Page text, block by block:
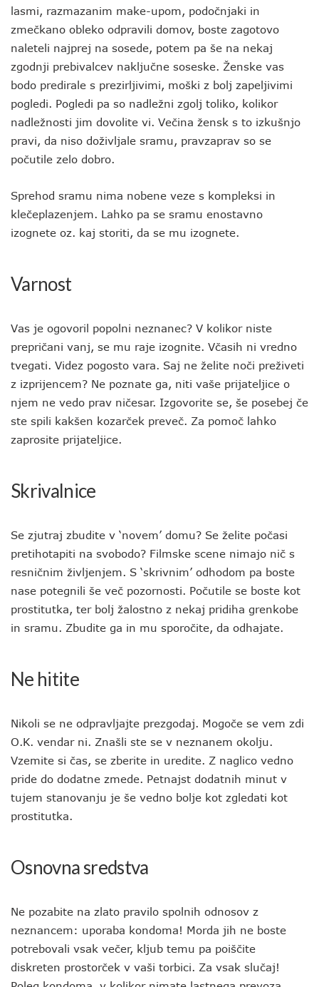
lasmi, razmazanim make-upom, podočnjaki in
zmečkano obleko odpravili domov, boste zagotovo
naleteli najprej na sosede, potem pa še na nekaj
zgodnji prebivalcev naključne soseske. Ženske vas
bodo predirale s prezirljivimi, moški z bolj zapeljivimi
pogledi. Pogledi pa so nadležni zgolj toliko, kolikor
nadležnosti jim dovolite vi. Večina žensk s to izkušnjo
pravi, da niso doživljale sramu, pravzaprav so se
počutile zelo dobro.
Sprehod sramu nima nobene veze s kompleksi in
klečeplazenjem. Lahko pa se sramu enostavno
izognete oz. kaj storiti, da se mu izognete.
Varnost
Vas je ogovoril popolni neznanec? V kolikor niste
prepričani vanj, se mu raje izognite. Včasih ni vredno
tvegati. Videz pogosto vara. Saj ne želite noči preživeti
z izprijencem? Ne poznate ga, niti vaše prijateljice o
njem ne vedo prav ničesar. Izgovorite se, še posebej če
ste spili kakšen kozarček preveč. Za pomoč lahko
zaprosite prijateljice.
Skrivalnice
Se zjutraj zbudite v ‘novem’ domu? Se želite počasi
pretihotapiti na svobodo? Filmske scene nimajo nič s
resničnim življenjem. S ‘skrivnim’ odhodom pa boste
nase potegnili še več pozornosti. Počutile se boste kot
prostitutka, ter bolj žalostno z nekaj pridiha grenkobe
in sramu. Zbudite ga in mu sporočite, da odhajate.
Ne hitite
Nikoli se ne odpravljajte prezgodaj. Mogoče se vem zdi
O.K. vendar ni. Znašli ste se v neznanem okolju.
Vzemite si čas, se zberite in uredite. Z naglico vedno
pride do dodatne zmede. Petnajst dodatnih minut v
tujem stanovanju je še vedno bolje kot zgledati kot
prostitutka.
Osnovna sredstva
Ne pozabite na zlato pravilo spolnih odnosov z
neznancem: uporaba kondoma! Morda jih ne boste
potrebovali vsak večer, kljub temu pa poiščite
diskreten prostorček v vaši torbici. Za vsak slučaj!